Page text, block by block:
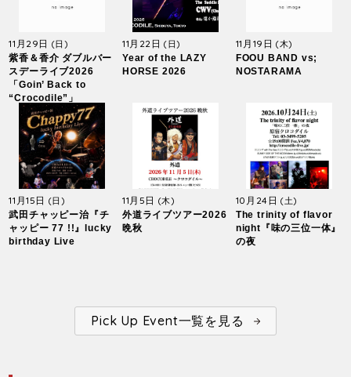
11月29日 (日)
紫香＆香介 ダブルバー
スデーライブ2026
「Goin’ Back to
“Crocodile”」
11月22日(日)
Year of the LAZY
HORSE 2026
11月19日 (木)
FOOU BAND vs;
NOSTARAMA
11月15日 (日)
武田チャッピー治『チ
ャッピー 77 !!』lucky
birthday Live
11月5日 (木)
外道ライブツアー2026
晩秋
10月24日 (土)
The trinity of flavor
night『味の三位一体』
の夜
Pick Up Event一覧を見る